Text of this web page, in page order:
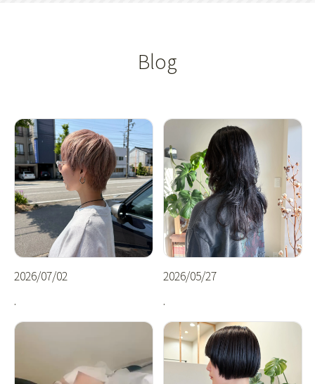
Blog
2026/07/02
.
2026/05/27
.